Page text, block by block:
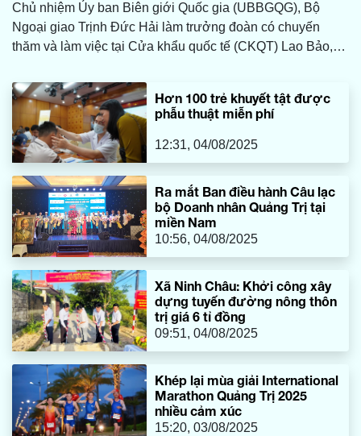
Chủ nhiệm Ủy ban Biên giới Quốc gia (UBBGQG), Bộ
Ngoại giao Trịnh Đức Hải làm trưởng đoàn có chuyến
thăm và làm việc tại Cửa khẩu quốc tế (CKQT) Lao Bảo,
xuất các giải pháp nhằm thúc đẩy phát triển khu vực cửa
khẩu. Làm việc với đoàn có đại diện lãnh đạo Sở Ngoại
vụ, các lực lượng chức năng tại CKQT Lao Bảo.
Hơn 100 trẻ khuyết tật được
phẫu thuật miễn phí
12:31, 04/08/2025
Ra mắt Ban điều hành Câu lạc
bộ Doanh nhân Quảng Trị tại
miền Nam
10:56, 04/08/2025
Xã Ninh Châu: Khởi công xây
dựng tuyến đường nông thôn
trị giá 6 tỉ đồng
09:51, 04/08/2025
Khép lại mùa giải International
Marathon Quảng Trị 2025
nhiều cảm xúc
15:20, 03/08/2025